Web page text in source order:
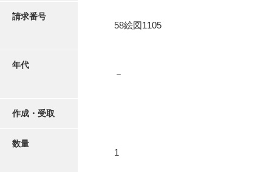
請求番号
58絵図1105
年代
－
作成・受取
数量
1